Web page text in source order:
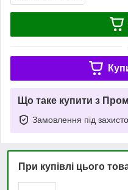
Що таке купити з
Замовлення під
При купівлі цього